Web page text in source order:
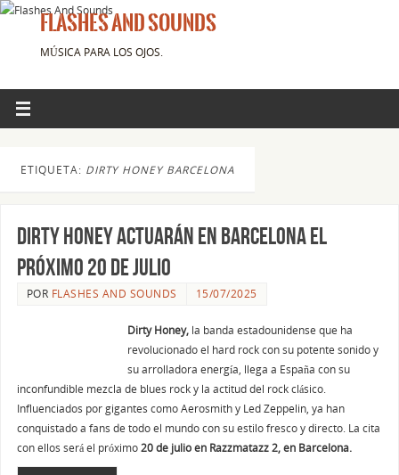
FLASHES AND SOUNDS
MÚSICA PARA LOS OJOS.
ETIQUETA: DIRTY HONEY BARCELONA
Dirty Honey actuarán en Barcelona el
próximo 20 de julio
POR FLASHES AND SOUNDS 15/07/2025
Dirty Honey,la banda estadounidense que ha
revolucionado el hard rock con su potente sonido y
su arrolladora energía, llega a España con su
inconfundible mezcla de blues rock y la actitud del rock clásico.
Influenciados por gigantes como Aerosmith y Led Zeppelin, ya han
conquistado a fans de todo el mundo con su estilo fresco y directo. La cita
con ellos será el próximo20 de julio en Razzmatazz 2, en Barcelona.